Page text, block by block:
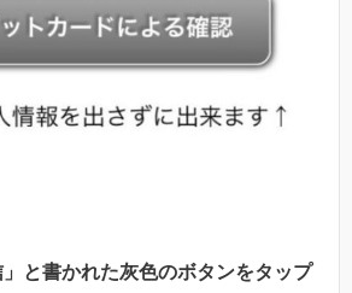
」と書かれた灰色のボタンをタップ